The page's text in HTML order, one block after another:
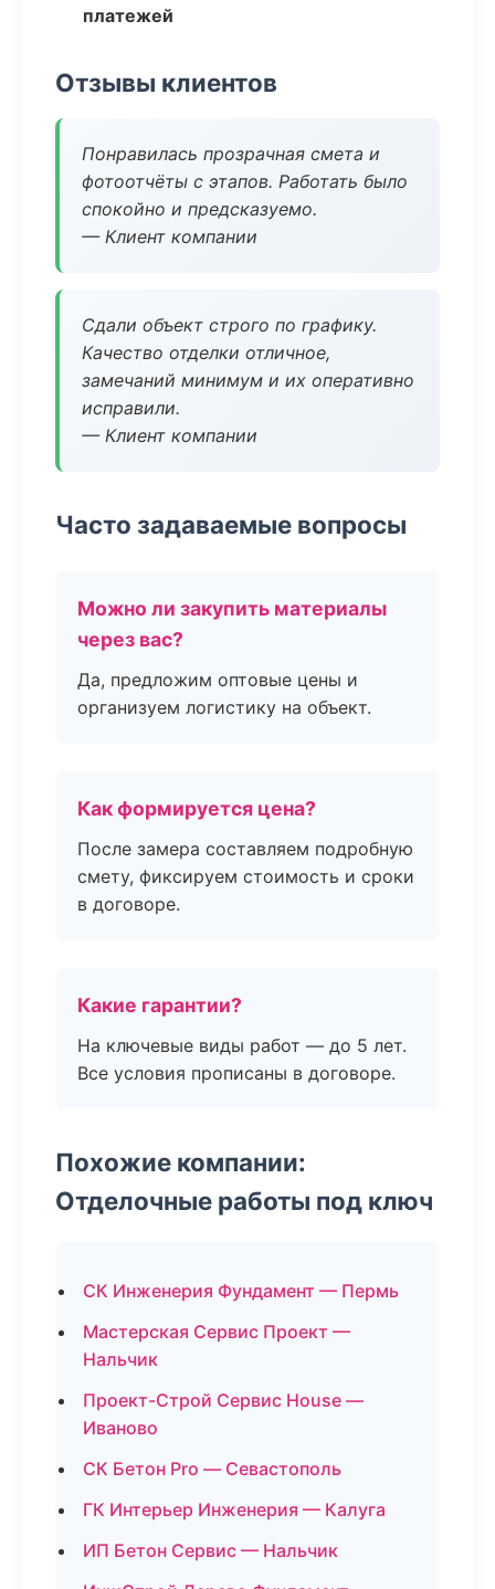
платежей
Отзывы клиентов
Понравилась прозрачная смета и
фотоотчёты с этапов. Работать было
спокойно и предсказуемо.
— Клиент компании
Сдали объект строго по графику.
Качество отделки отличное,
замечаний минимум и их оперативно
исправили.
— Клиент компании
Часто задаваемые вопросы
Можно ли закупить материалы
через вас?
Да, предложим оптовые цены и
организуем логистику на объект.
Как формируется цена?
После замера составляем подробную
смету, фиксируем стоимость и сроки
в договоре.
Какие гарантии?
На ключевые виды работ — до 5 лет.
Все условия прописаны в договоре.
Похожие компании:
Отделочные работы под ключ
СК Инженерия Фундамент — Пермь
Мастерская Сервис Проект —
Нальчик
Проект-Строй Сервис House —
Иваново
СК Бетон Pro — Севастополь
ГК Интерьер Инженерия — Калуга
ИП Бетон Сервис — Нальчик